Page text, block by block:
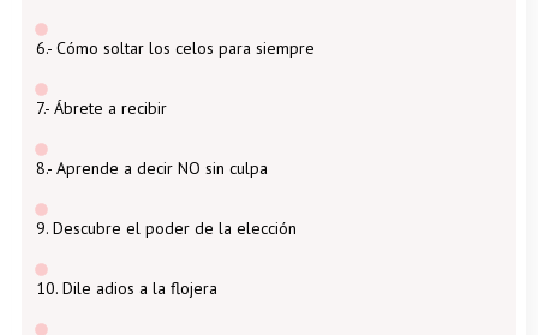
6.- Cómo soltar los celos para siempre
7.- Ábrete a recibir
8.- Aprende a decir NO sin culpa
9. Descubre el poder de la elección
10. Dile adios a la flojera